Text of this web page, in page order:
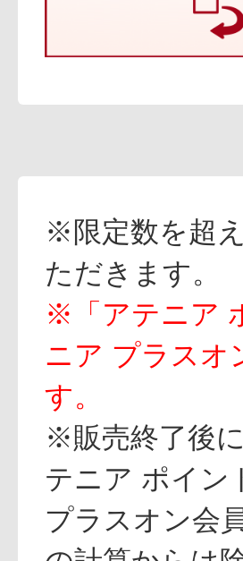
※限定数を超
ただきます。
※「アテニア
ニア プラスオ
す。
※販売終了後
テニア ポイン
プラスオン会